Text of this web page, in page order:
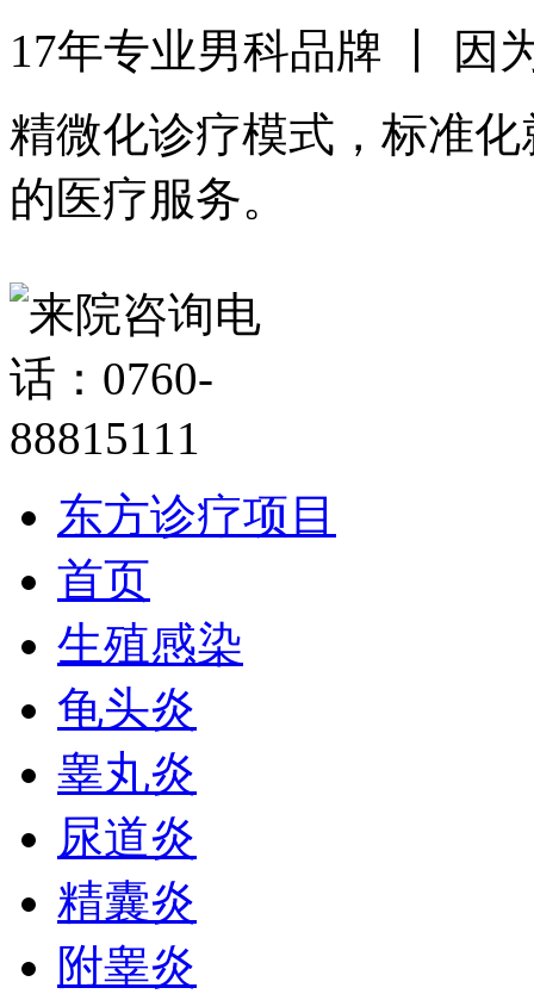
17年专业男科品牌 丨 因
精微化诊疗模式，标准
的医疗服务。
东方诊疗项目
首页
生殖感染
龟头炎
睾丸炎
尿道炎
精囊炎
附睾炎